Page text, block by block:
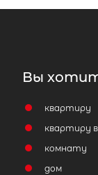
Вы
квартиру
квартиру
комнату
дом